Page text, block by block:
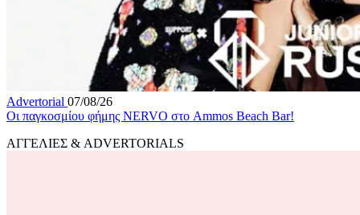
Advertorial 07/08/26
Οι παγκοσμίου φήμης NERVO στο Ammos Beach Bar!
ΑΓΓΕΛΙΕΣ & ADVERTORIALS